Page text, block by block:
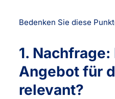
Bedenken Sie diese
1.
Angebot für
relevant?